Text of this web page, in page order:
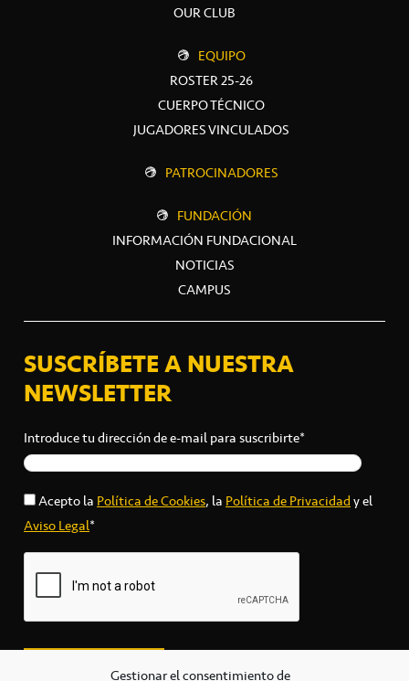
Gestionar el consentimiento de
OUR CLUB
EQUIPO
ROSTER 25-26
CUERPO TÉCNICO
JUGADORES VINCULADOS
PATROCINADORES
FUNDACIÓN
INFORMACIÓN FUNDACIONAL
NOTICIAS
CAMPUS
SUSCRÍBETE A NUESTRA
NEWSLETTER
Introduce tu dirección de e-mail para suscribirte*
Acepto laPolítica de Cookies, laPolítica de Privacidady el
Aviso Legal*